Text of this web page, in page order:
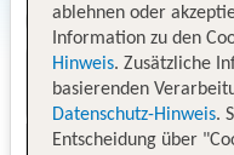
ablehnen oder
Information zu den
Hinweis. Zusätzliche
basierenden
Datenschutz-Hinweis.
Entscheidung über